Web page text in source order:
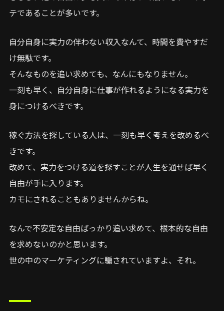
テであることが多いです。
自分自身に実力の伴わない収入なんて、時間を費やすだ
け無駄です。
そんなものを追い求めても、なんにもなりません。
一刻も早く、自分自身に仕事が作れるようになる実力を
身につけるべきです。
稼ぐ方法を探している人は、一刻も早く考えを改めるべ
きです。
改めて、実力をつける道を探すことが人生を通せば早く
自由が手に入ります。
カモにされることもありませんからね。
なんで不安定な自由ばっかり追い求めて、根本的な自由
を求めないのかと思います。
世の中のマーケティングに騙されていますよ、それ。